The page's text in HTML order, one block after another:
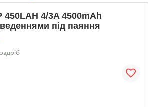
450LAH 4/3A 4500mAh
під паяння